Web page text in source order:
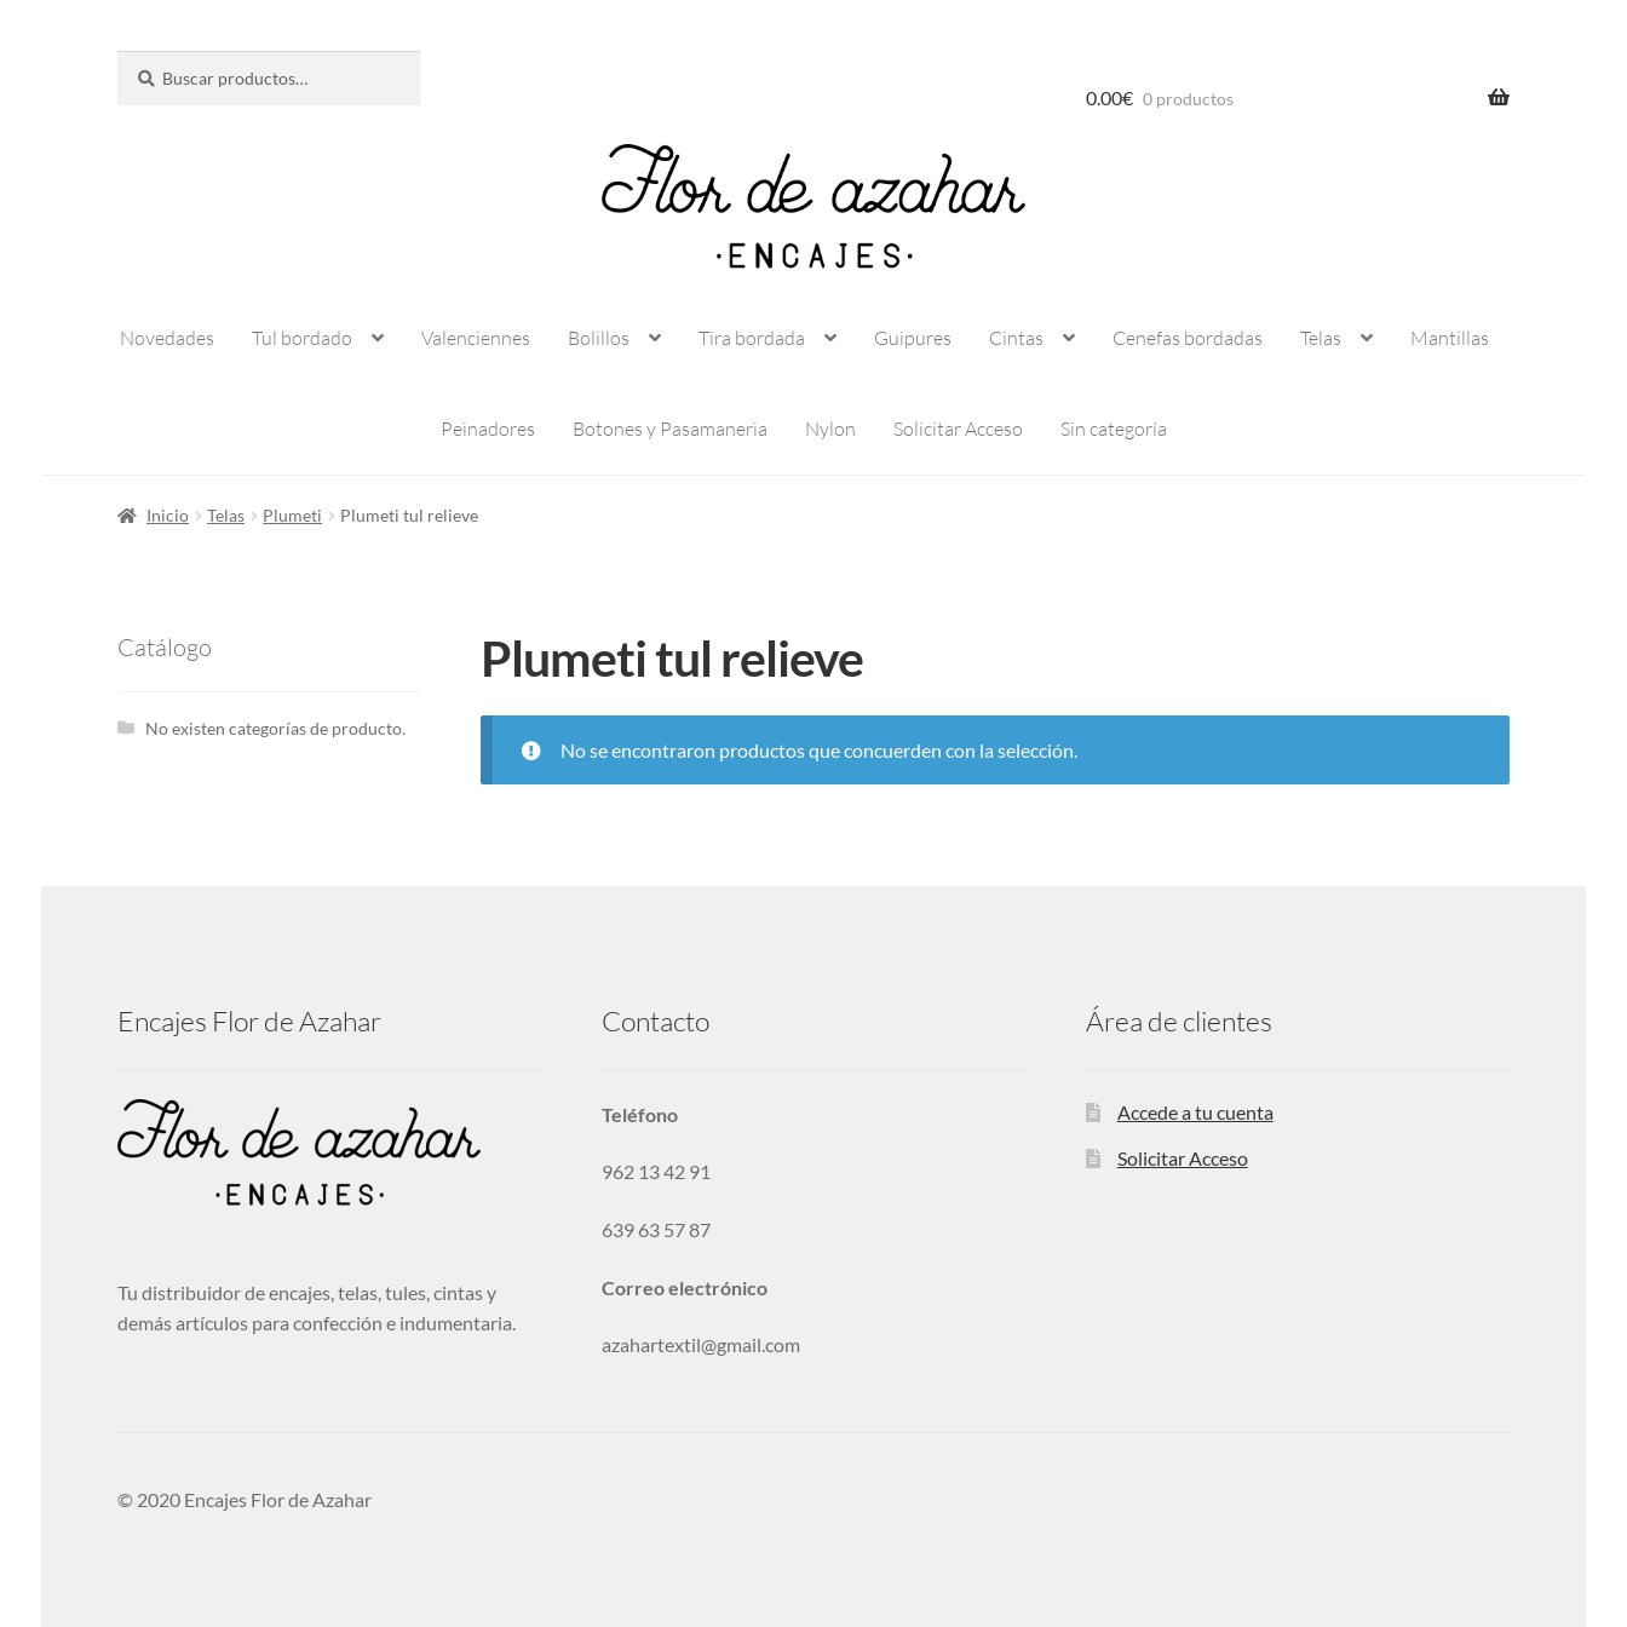
por:
0.00€ 0 productos
Novedades Tul bordado Valenciennes Bolillos Tira bordada Guipures Cintas Cenefas bordadas Telas Mantillas
Peinadores Botones y Pasamaneria Nylon Solicitar Acceso Sin categoría
Inicio Telas Plumeti Plumeti tul relieve
Plumeti tul relieve
No se encontraron productos que concuerden con la selección.
Catálogo
No existen categorías de producto.
Encajes Flor de Azahar
Tu distribuidor de encajes, telas, tules, cintas y
demás artículos para confección e indumentaria.
Contacto
Teléfono
962 13 42 91
639 63 57 87
Correo electrónico
azahartextil@gmail.com
Área de clientes
Accede a tu cuenta
Solicitar Acceso
© 2020 Encajes Flor de Azahar